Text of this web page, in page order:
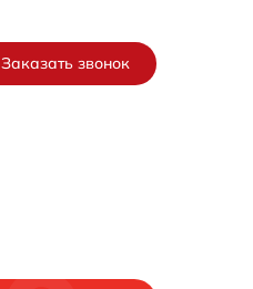
Заказать звонок